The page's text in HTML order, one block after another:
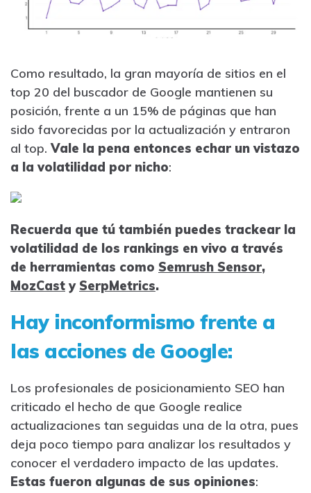
Como resultado, la gran mayoría de sitios en el
top 20 del buscador de Google mantienen su
posición, frente a un 15% de páginas que han
sido favorecidas por la actualización y entraron
al top.Vale la pena entonces echar un vistazo
a la volatilidad por nicho:
Recuerda que tú también puedes trackear la
volatilidad de los rankings en vivo a través
de herramientas como Semrush Sensor,
MozCasty SerpMetrics.
Hay inconformismo frente a
las acciones de Google:
Los profesionales de posicionamiento SEO han
criticado el hecho de que Google realice
actualizaciones tan seguidas una de la otra, pues
deja poco tiempo para analizar los resultados y
conocer el verdadero impacto de las updates.
Estas fueron algunas de sus opiniones: